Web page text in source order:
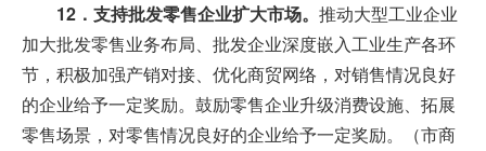
12．支持批发零售企业扩大市场。 推动大型工业企业
加大批发零售业务布局、批发企业深度嵌入工业生产各环
节，积极加强产销对接、优化商贸网络，对销售情况良好
的企业给予一定奖励。鼓励零售企业升级消费设施、拓展
零售场景，对零售情况良好的企业给予一定奖励。（市商